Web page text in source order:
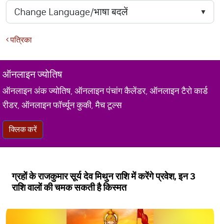
पत्रिका
ऑनलाइन ज्योतिष
ऑनलाइन अंक ज्योतिष, ऑनलाइन पंचांग कैलेंडर, ऑनलाइन टैरो कार्ड
रीडर, ऑनलाइन फॉर्च्यून कुकी, मैच टूल्स
क्लिक करें
ग्रहों के राजकुमार सूर्य देव मिथुन राशि में करेंगे प्रवेश, इन 3
राशि वालों की चमक सकती है किस्मत